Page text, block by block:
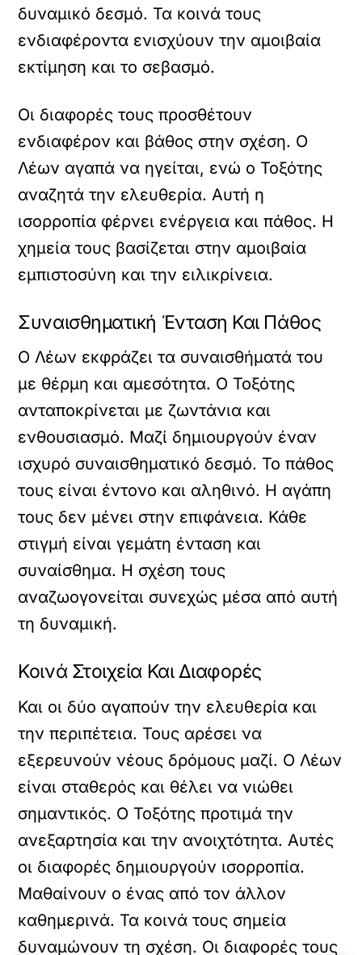
δυναμικό δεσμό. Τα κοινά τους
ενδιαφέροντα ενισχύουν την αμοιβαία
εκτίμηση και το σεβασμό.
Οι διαφορές τους προσθέτουν
ενδιαφέρον και βάθος στην σχέση. Ο
Λέων αγαπά να ηγείται, ενώ ο Τοξότης
αναζητά την ελευθερία. Αυτή η
ισορροπία φέρνει ενέργεια και πάθος. Η
χημεία τους βασίζεται στην αμοιβαία
εμπιστοσύνη και την ειλικρίνεια.
Συναισθηματική Ένταση Και Πάθος
Ο Λέων εκφράζει τα συναισθήματά του
με θέρμη και αμεσότητα. Ο Τοξότης
ανταποκρίνεται με ζωντάνια και
ενθουσιασμό. Μαζί δημιουργούν έναν
ισχυρό συναισθηματικό δεσμό. Το πάθος
τους είναι έντονο και αληθινό. Η αγάπη
τους δεν μένει στην επιφάνεια. Κάθε
στιγμή είναι γεμάτη ένταση και
συναίσθημα. Η σχέση τους
αναζωογονείται συνεχώς μέσα από αυτή
τη δυναμική.
Κοινά Στοιχεία Και Διαφορές
Και οι δύο αγαπούν την ελευθερία και
την περιπέτεια. Τους αρέσει να
εξερευνούν νέους δρόμους μαζί. Ο Λέων
είναι σταθερός και θέλει να νιώθει
σημαντικός. Ο Τοξότης προτιμά την
ανεξαρτησία και την ανοιχτότητα. Αυτές
οι διαφορές δημιουργούν ισορροπία.
Μαθαίνουν ο ένας από τον άλλον
καθημερινά. Τα κοινά τους σημεία
δυναμώνουν τη σχέση. Οι διαφορές τους